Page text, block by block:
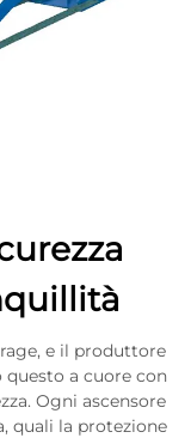
e il produttore
questo a cuore con
Ogni ascensore
quali la protezione